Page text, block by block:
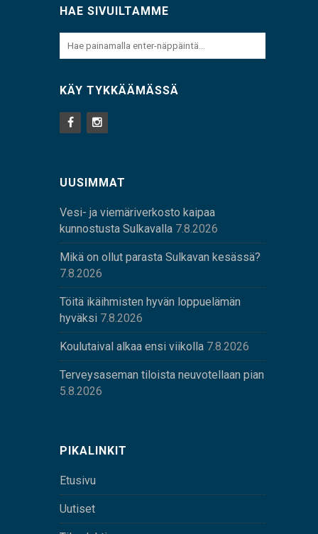
HAE SIVUILTAMME
KÄY TYKKÄÄMÄSSÄ
UUSIMMAT
Vesi- ja viemäriverkosto kaipaa
kunnostusta Sulkavalla 7.8.2026
Mikä on ollut parasta Sulkavan kesässä?
7.8.2026
Töitä ikäihmisten hyvän loppuelämän
hyväksi 7.8.2026
Koulutaival alkaa ensi viikolla 7.8.2026
Terveysaseman tiloista neuvotellaan pian
5.8.2026
PIKALINKIT
Etusivu
Uutiset